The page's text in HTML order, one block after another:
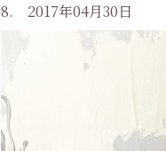
8. 2017年04月30日